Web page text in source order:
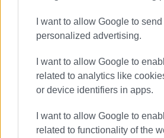
I want to allow Google to
personalized advertising.
I want to allow Google to
related to analytics like
or device identifiers in apps.
I want to allow Google to
related to functionality of the